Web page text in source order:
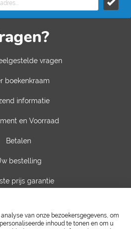
vragen
boekenkraam
informatie
en Voorraad
Betalen
bestelling
prijs garantie
van gegevens
voorwaarden
van onze bezoekersgegevens, om
inhoud te tonen en om u